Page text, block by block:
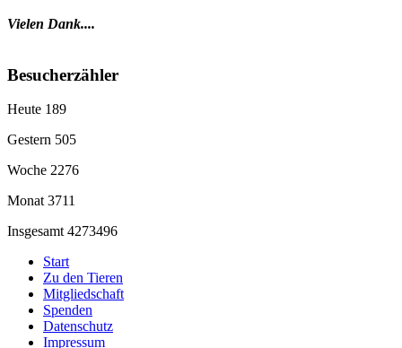
Vielen Dank....
Besucherzähler
Heute 189
Gestern 505
Woche 2276
Monat3711
Insgesamt4273496
Start
Zu den Tieren
Mitgliedschaft
Spenden
Datenschutz
Impressum